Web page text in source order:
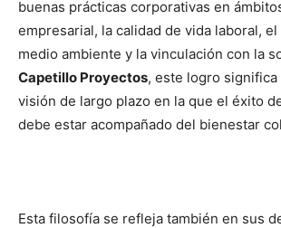
buenas prácticas corporativas en
empresarial, la calidad de vida laboral,
medio ambiente y la vinculación con la
Capetillo Proyectos, este logro
visión de largo plazo en la que el éxito
debe estar acompañado del bienestar
Esta filosofía se refleja también en sus